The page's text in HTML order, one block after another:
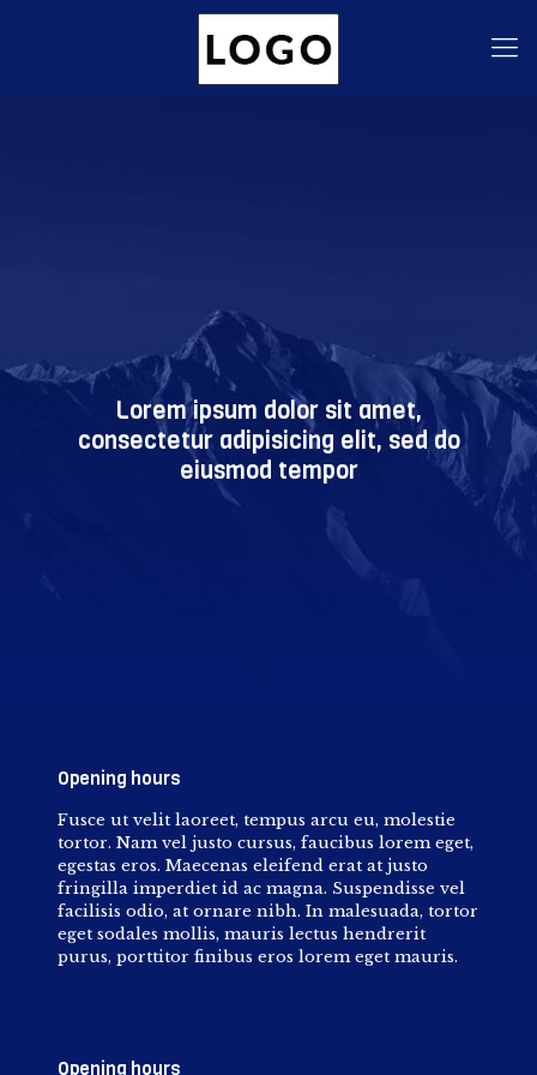
Lorem ipsum dolor sit amet,
consectetur adipisicing elit, sed do
eiusmod tempor
Opening hours
Fusce ut velit laoreet, tempus arcu eu, molestie
tortor. Nam vel justo cursus, faucibus lorem eget,
egestas eros. Maecenas eleifend erat at justo
fringilla imperdiet id ac magna. Suspendisse vel
facilisis odio, at ornare nibh. In malesuada, tortor
eget sodales mollis, mauris lectus hendrerit
purus, porttitor finibus eros lorem eget mauris.
Opening hours